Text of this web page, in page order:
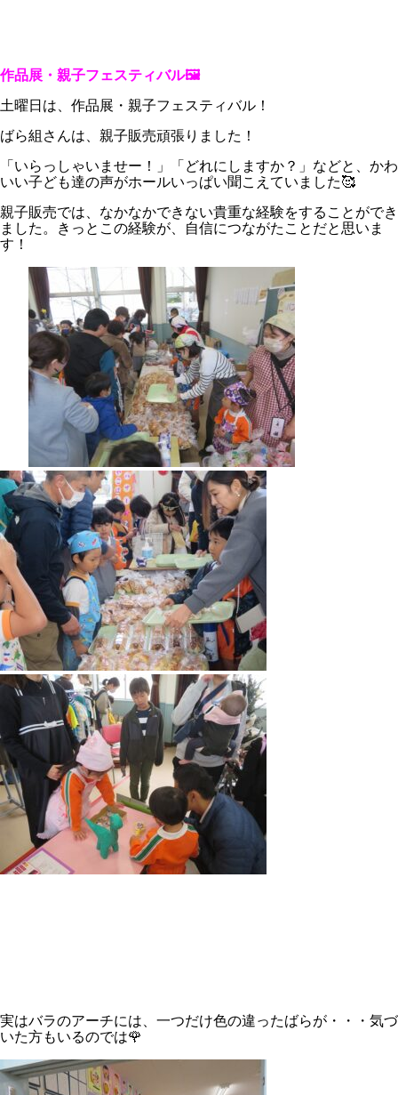
作品展・親子フェスティバル🖼️
土曜日は、作品展・親子フェスティバル！
ばら組さんは、親子販売頑張りました！
「いらっしゃいませー！」「どれにしますか？」などと、かわ
いい子ども達の声がホールいっぱい聞こえていました🥰
親子販売では、なかなかできない貴重な経験をすることができ
ました。きっとこの経験が、自信につながたことだと思いま
す！
実はバラのアーチには、一つだけ色の違ったばらが・・・気づ
いた方もいるのでは🌹